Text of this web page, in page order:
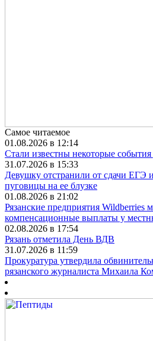
Самое читаемое
01.08.2026 в 12:14
Стали известны некоторые
31.07.2026 в 15:33
Девушку отстранили от сдачи ЕГЭ
пуговицы на ее блузке
01.08.2026 в 21:02
Рязанские предприятия Wildberries
компенсационные выплаты у
02.08.2026 в 17:54
Рязань отметила День ВДВ
31.07.2026 в 11:59
Прокуратура утвердила
рязанского журналиста Михаила